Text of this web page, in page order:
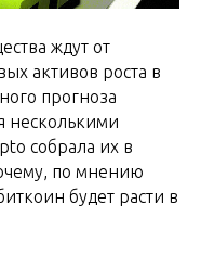
ждут от
активов роста в
прогноза
несколькими
собрала их в
по мнению
будет расти в